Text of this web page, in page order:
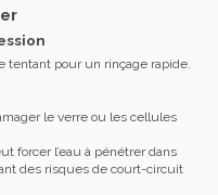
tentant pour un rinçage rapide.
le verre ou les cellules
forcer l’eau à pénétrer dans
des risques de court-circuit